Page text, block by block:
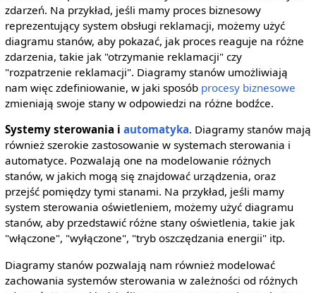
zdarzeń. Na przykład, jeśli mamy proces biznesowy
reprezentujący system obsługi reklamacji, możemy użyć
diagramu stanów, aby pokazać, jak proces reaguje na różne
zdarzenia, takie jak "otrzymanie reklamacji" czy
"rozpatrzenie reklamacji". Diagramy stanów umożliwiają
nam więc zdefiniowanie, w jaki sposób procesy biznesowe
zmieniają swoje stany w odpowiedzi na różne bodźce.
Systemy sterowania i automatyka. Diagramy stanów mają
również szerokie zastosowanie w systemach sterowania i
automatyce. Pozwalają one na modelowanie różnych
stanów, w jakich mogą się znajdować urządzenia, oraz
przejść pomiędzy tymi stanami. Na przykład, jeśli mamy
system sterowania oświetleniem, możemy użyć diagramu
stanów, aby przedstawić różne stany oświetlenia, takie jak
"włączone", "wyłączone", "tryb oszczędzania energii" itp.
Diagramy stanów pozwalają nam również modelować
zachowania systemów sterowania w zależności od różnych